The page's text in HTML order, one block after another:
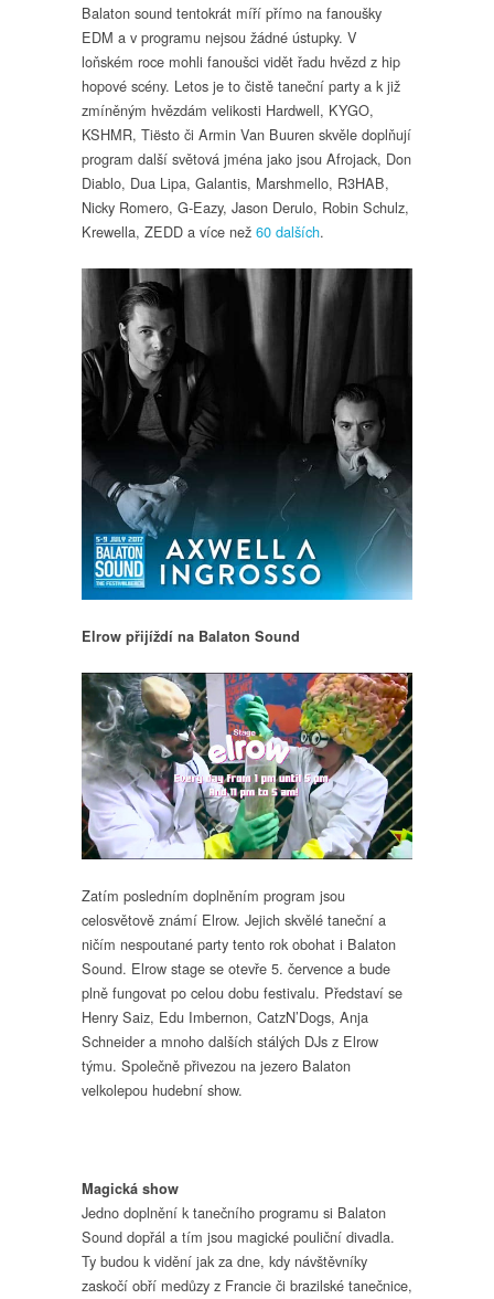
Balaton sound tentokrát míří přímo na fanoušky
EDM a v programu nejsou žádné ústupky. V
loňském roce mohli fanoušci vidět řadu hvězd z hip
hopové scény. Letos je to čistě taneční party a k již
zmíněným hvězdám velikosti Hardwell, KYGO,
KSHMR, Tiësto či Armin Van Buuren skvěle doplňují
program další světová jména jako jsou Afrojack, Don
Diablo, Dua Lipa, Galantis, Marshmello, R3HAB,
Nicky Romero, G-Eazy, Jason Derulo, Robin Schulz,
Krewella, ZEDD a více než 60 dalších.
Elrow přijíždí na Balaton Sound
Zatím posledním doplněním program jsou
celosvětově známí Elrow. Jejich skvělé taneční a
ničím nespoutané party tento rok obohat i Balaton
Sound. Elrow stage se otevře 5. července a bude
plně fungovat po celou dobu festivalu. Představí se
Henry Saiz, Edu Imbernon, CatzN’Dogs, Anja
Schneider a mnoho dalších stálých DJs z Elrow
týmu. Společně přivezou na jezero Balaton
velkolepou hudební show.
Magická show
Jedno doplnění k tanečního programu si Balaton
Sound dopřál a tím jsou magické pouliční divadla.
Ty budou k vidění jak za dne, kdy návštěvníky
zaskočí obří medůzy z Francie či brazilské tanečnice,